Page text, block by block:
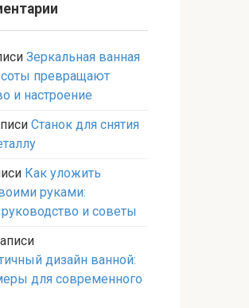
Зеркальная ванная
соты превращают
и настроение
Станок для снятия
Как уложить
руками:
и советы
дизайн ванной:
для современного